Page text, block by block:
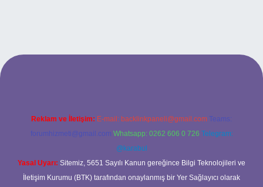
bahis sitesi
Reklam ve İletişim: E-mail: backlinkpaneli@gmail.com Teams:
forumhizmeti@gmail.com Whatsapp: 0262 606 0 726 Telegram:
@karabul
Yasal Uyarı: Sitemiz, 5651 Sayılı Kanun gereğince Bilgi Teknolojileri ve
İletişim Kurumu (BTK) tarafından onaylanmış bir Yer Sağlayıcı olarak